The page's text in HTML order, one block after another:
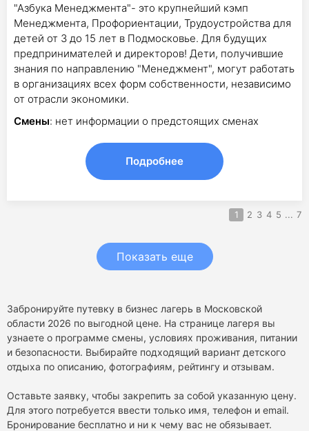
"Азбука Менеджмента"- это крупнейший кэмп
Менеджмента, Профориентации, Трудоустройства для
детей от 3 до 15 лет в Подмосковье. Для будущих
предпринимателей и директоров! Дети, получившие
знания по направлению "Менеджмент", могут работать
в организациях всех форм собственности, независимо
от отрасли экономики.
Смены: нет информации о предстоящих сменах
Подробнее
1 2 3 4 5 ... 7
Показать еще
Забронируйте путевку в бизнес лагерь в Московской
области 2026 по выгодной цене. На странице лагеря вы
узнаете о программе смены, условиях проживания, питании
и безопасности. Выбирайте подходящий вариант детского
отдыха по описанию, фотографиям, рейтингу и отзывам.
Оставьте заявку, чтобы закрепить за собой указанную цену.
Для этого потребуется ввести только имя, телефон и email.
Бронирование бесплатно и ни к чему вас не обязывает.